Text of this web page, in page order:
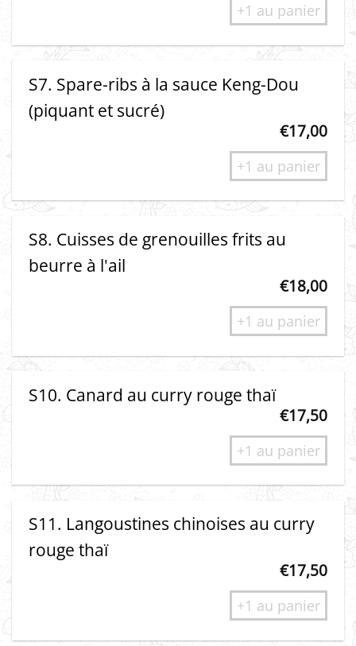
+1 au panier
S7. Spare-ribs à la sauce Keng-Dou
(piquant et sucré)
€17,00
+1 au panier
S8. Cuisses de grenouilles frits au
beurre à l'ail
€18,00
+1 au panier
S10. Canard au curry rouge thaï
€17,50
+1 au panier
S11. Langoustines chinoises au curry
rouge thaï
€17,50
+1 au panier